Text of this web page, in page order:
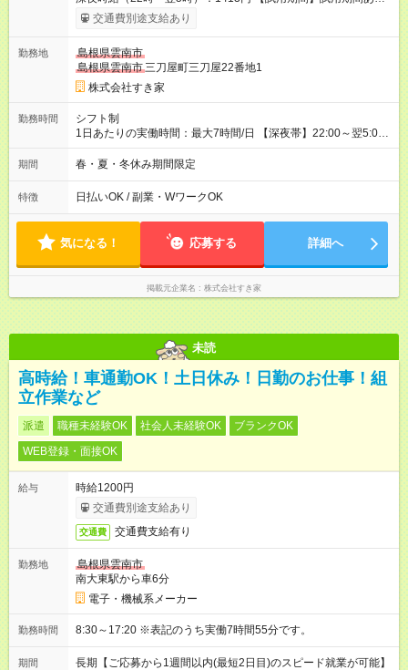
試用期間の長さ：1ヶ月 雇用形態、給与は本採用時と同じです。
試用期間の実態は30日（※条件変更なし）ですが、切り上げで
同時給）
交通費別途支給あり
勤務地
島根県雲南市
島根県雲南市三刀屋町三刀屋22番地1
株式会社すき家
勤務時間
シフト制
1日あたりの実働時間：最大7時間/日 【深夜帯】22:00～翌5:00
週2日～・1日2h～OK◎ ※22:00から翌5:00までは18歳以上の方
のみ勤務可能です（18歳未満の深夜業務禁止のため） ★深夜で
す。 必ず、2名以上での勤務を行いますので、安心して働けま
す。
期間 春・夏・冬休み期間限定
特徴 日払いOK / 副業・WワークOK
気になる！ 応募する 詳細へ
掲載元企業名 株式会社すき家
未読
高時給！車通勤OK！土日休み！日勤のお仕事！組
立作業など
派遣 職種未経験OK 社会人未経験OK
ブランクOK
WEB登録・面接OK
給与
時給1200円
交通費別途支給あり
交通費 交通費支給有り
勤務地
島根県雲南市
南大東駅から車6分
電子・機械系メーカー
勤務時間 8:30～17:20 ※表記のうち実働7時間55分です。
期間
長期【ご応募から1週間以内(最短2日目)のスピード就業が可能】